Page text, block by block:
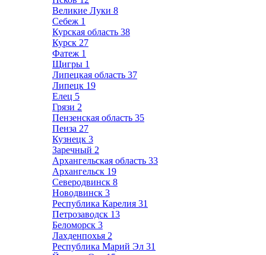
Великие Луки 8
Себеж 1
Курская область 38
Курск 27
Фатеж 1
Щигры 1
Липецкая область 37
Липецк 19
Елец 5
Грязи 2
Пензенская область 35
Пенза 27
Кузнецк 3
Заречный 2
Архангельская область 33
Архангельск 19
Северодвинск 8
Новодвинск 3
Республика Карелия 31
Петрозаводск 13
Беломорск 3
Лахденпохья 2
Республика Марий Эл 31